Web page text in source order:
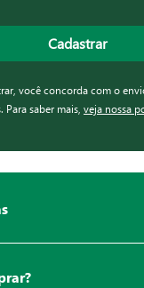
Cadastrar
você concorda com o
Para saber mais, veja nossa